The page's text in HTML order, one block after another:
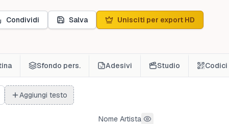
Condividi
Salva Unisciti per export HD
Sfondo pers. Adesivi Studio Codici
Aggiungi testo
Nome Artista